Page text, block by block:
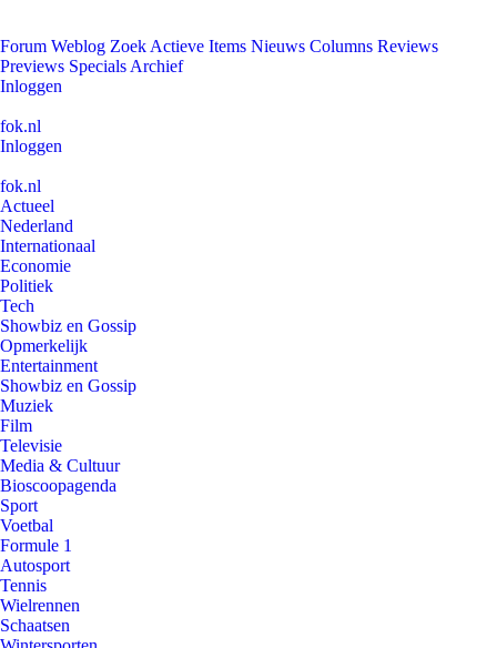
Forum Weblog Zoek Actieve Items Nieuws Columns Reviews
Previews Specials Archief
Inloggen
fok.nl
Inloggen
fok.nl
Actueel
Nederland
Internationaal
Economie
Politiek
Tech
Showbiz en Gossip
Opmerkelijk
Entertainment
Showbiz en Gossip
Muziek
Film
Televisie
Media & Cultuur
Bioscoopagenda
Sport
Voetbal
Formule 1
Autosport
Tennis
Wielrennen
Schaatsen